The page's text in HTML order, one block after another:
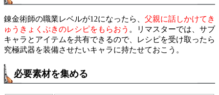
錬金術師の職業レベルが12になったら、 父親に話しかけてき
ゅうきょくぶきのレシピをもらおう 。リマスターでは、サブ
キャラとアイテムを共有できるので、レシピを受け取ったら
究極武器を装備させたいキャラに持たせておこう。
必要素材を集める